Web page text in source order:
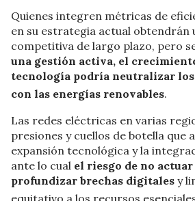
Quienes integren métricas de
en su estrategia actual obtendrán
competitiva de largo plazo, pero
una gestión activa, el
tecnología podría neutralizar los
con las energías renovables.
Las redes eléctricas en varias
presiones y cuellos de botella que
expansión tecnológica y la
ante lo cual el riesgo de no
profundizar brechas digitales y